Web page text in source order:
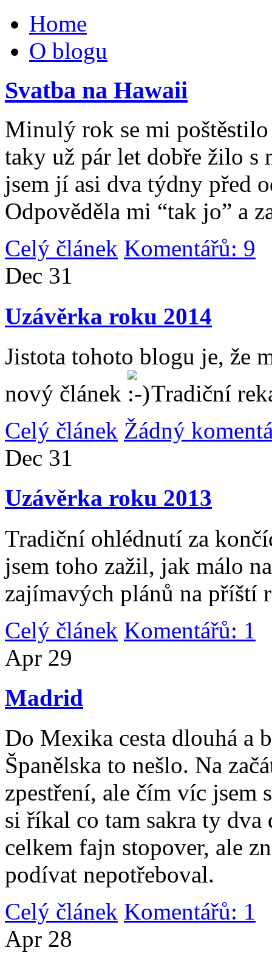
Home
O blogu
Svatba na Hawaii
Minulý rok se mi
taky už pár let dobře žilo
jsem jí asi dva týdny před
Odpověděla mi “tak jo” a
Celý článek Komentářů: 9
Dec 31
Uzávěrka roku 2014
Jistota tohoto blogu je, že
nový článek
Tradiční
Celý článek Žádný
Dec 31
Uzávěrka roku 2013
Tradiční ohlédnutí za
jsem toho zažil, jak málo
zajímavých plánů na příští
Celý článek Komentářů: 1
Apr 29
Madrid
Do Mexika cesta dlouhá a
Španělska to nešlo. Na
zpestření, ale čím víc jsem
si říkal co tam sakra ty
celkem fajn stopover, ale
podívat nepotřeboval.
Celý článek Komentářů: 1
Apr 28